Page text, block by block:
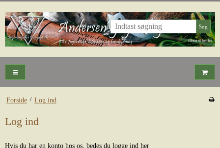
Søg
Forside / Log ind
Log ind
Hvis du har en konto hos os, bedes du logge ind her